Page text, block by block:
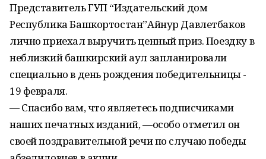
Представитель ГУП “Издательский дом
Республика Башкортостан”Айнур Давлетбаков
лично приехал выручить ценный приз. Поездку в
неблизкий башкирский аул запланировали
специально в день рождения победительницы -
19 февраля.
— Спасибо вам, что являетесь подписчиками
наших печатных изданий, —особо отметил он
своей поздравительной речи по случаю победы